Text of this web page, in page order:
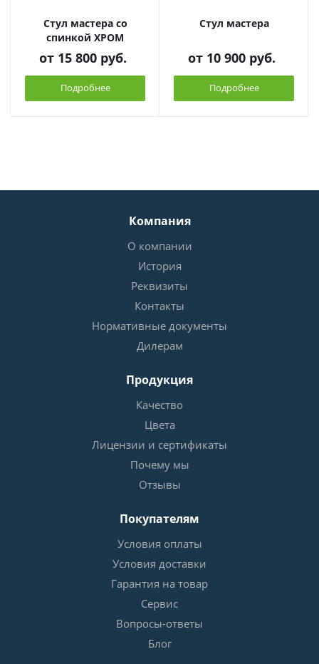
Стул мастера со
спинкой ХРОМ
от 15 800 руб.
Подробнее
Стул мастера
от 10 900 руб.
Подробнее
Компания
О компании
История
Реквизиты
Контакты
Нормативные документы
Дилерам
Продукция
Качество
Цвета
Лицензии и сертификаты
Почему мы
Отзывы
Покупателям
Условия оплаты
Условия доставки
Гарантия на товар
Сервис
Вопросы-ответы
Блог